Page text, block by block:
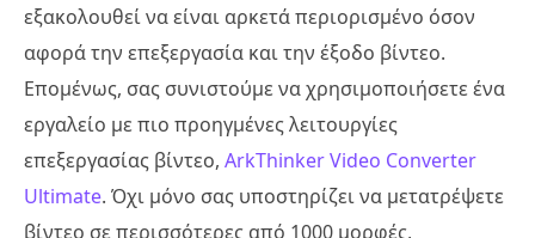
εξακολουθεί να είναι αρκετά περιορισμένο όσον
αφορά την επεξεργασία και την έξοδο βίντεο.
Επομένως, σας συνιστούμε να χρησιμοποιήσετε ένα
εργαλείο με πιο προηγμένες λειτουργίες
επεξεργασίας βίντεο, ArkThinker Video Converter
Ultimate. Όχι μόνο σας υποστηρίζει να μετατρέψετε
βίντεο σε περισσότερες από 1000 μορφές,